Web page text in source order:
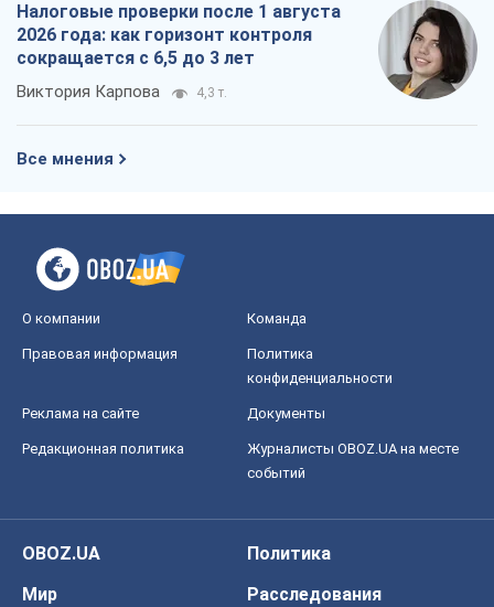
Налоговые проверки после 1 августа
2026 года: как горизонт контроля
сокращается с 6,5 до 3 лет
Виктория Карпова 4,3 т.
Все мнения
О компании Команда
Правовая информация
Политика
конфиденциальности
Реклама на сайте Документы
Редакционная политика
Журналисты OBOZ.UA на месте
событий
OBOZ.UA
Политика
Мир
Расследования